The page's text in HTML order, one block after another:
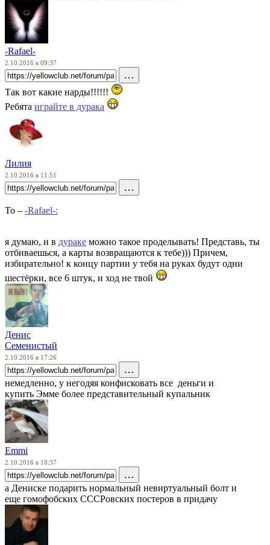
-Rafael-
2.10.2016 в 09:37
…
Так вот какие нарды!!!!!!
Ребята играйте в дурака
Лилия
2.10.2016 в 11:51
…
To – -Rafael-:
я думаю, и в дураке можно такое проделывать! Представь, ты
отбиваешься, а карты возвращаются к тебе))) Причем,
избирательно! к концу партии у тебя на руках будут одни
шестёрки, все 6 штук, и ход не твой
Денис
Семенистый
2.10.2016 в 17:26
…
немедленно, у негодяя конфисковать все деньги и
купить Эмме более представительный купальник
Emmi
2.10.2016 в 18:37
…
а Дениске подарить нормальный невиртуальный болт и
еще гомофобских СССРовских постеров в придачу